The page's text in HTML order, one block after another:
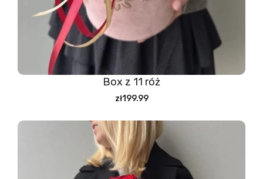
Box z 11 róż
zł199.99